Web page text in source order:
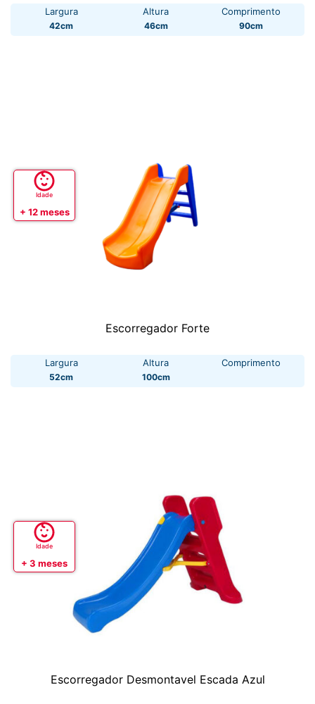
Largura
42cm
Altura
46cm
Comprimento
90cm
Idade
+ 12 meses
Escorregador Forte
Largura
52cm
Altura
100cm
Comprimento
Idade
+ 3 meses
Escorregador Desmontavel Escada Azul